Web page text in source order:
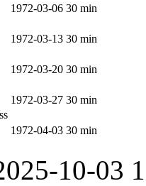
1972‑03‑06 30 min
1972‑03‑13 30 min
1972‑03‑20 30 min
1972‑03‑27 30 min
1972‑04‑03 30 min
10-03